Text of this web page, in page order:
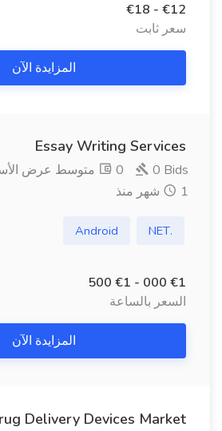
€12 - €18
سعر ثابت
المزايدة الآن
Essay Writing Services
0 Bids
0 متوسط ​​عرض الأسعار
1 شهر منذ
.NET
Android
€1 000 - €1 500
السعر بالساعة
المزايدة الآن
Delivery Devices Market